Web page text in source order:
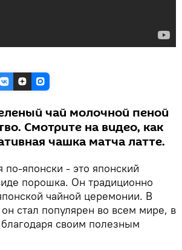
чай молочной пеной
Смотрите на видео, как
чашка матча латте.
по-японски - это японский
порошка. Он традиционно
чайной церемонии. В
стал популярен во всем мире, в
своим полезным